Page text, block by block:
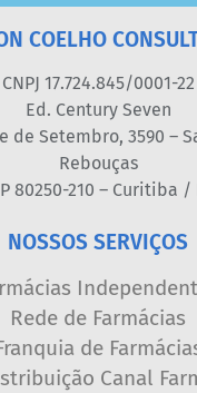
COELHO
CNPJ 17.724.845/0001-22
Ed. Century Seven
de Setembro, 3590 –
Rebouças
80250-210 – Curitiba /
NOSSOS SERVIÇOS
Rede de Farmácias
de
Canal